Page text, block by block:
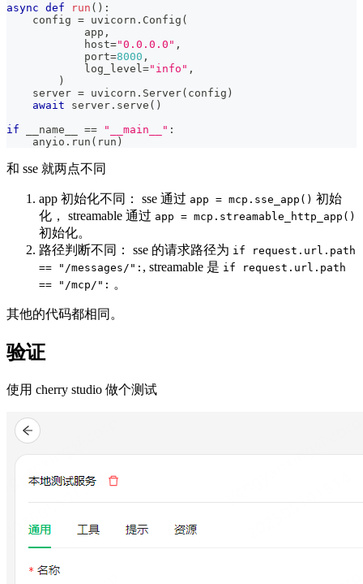
async def run ( ) :
    config
= uvicorn . Config (
            app
,
            host
="0.0.0.0" ,
            port
=8000 ,
            log_level
="info" ,
)
    server
= uvicorn . Server( config )
await server . serve ( )
if __name__ == "__main__" :
    anyio
. run ( run )
和 sse 就两点不同
app 初始化不同： sse 通过 app = mcp.sse_app() 初始
化， streamable 通过 app = mcp.streamable_http_app()
初始化。
路径判断不同： sse 的请求路径为 if request.url.path
== "/messages/": , streamable 是 if request.url.path
== "/mcp/": 。
其他的代码都相同。
验证
使用 cherry studio 做个测试